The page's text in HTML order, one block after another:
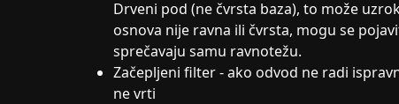
Drveni pod (ne čvrsta baza), to može
osnova nije ravna ili čvrsta, mogu se
sprečavaju samu ravnotežu.
Začepljeni filter - ako odvod ne radi
ne vrti